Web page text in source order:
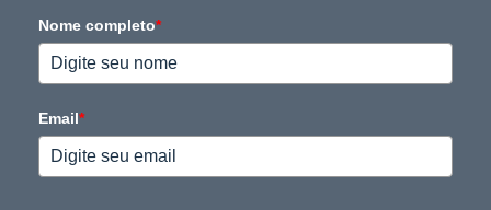
Nome completo*
Email*